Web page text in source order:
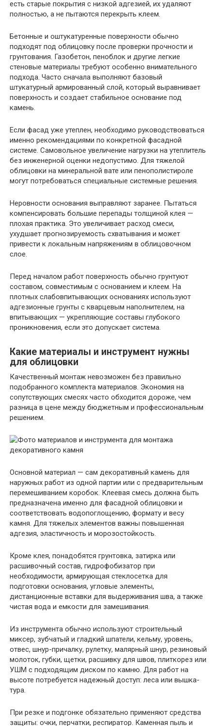
есть старые покрытия с низкой адгезией, их удаляют
полностью, а не пытаются перекрыть клеем.
Бетонные и оштукатуренные поверхности обычно
подходят под облицовку после проверки прочности и
грунтования. Газобетон, пеноблок и другие легкие
стеновые материалы требуют особенно внимательного
подхода. Часто сначала выполняют базовый
штукатурный армированный слой, который выравнивает
поверхность и создает стабильное основание под
камень.
Если фасад уже утеплен, необходимо руководствоваться
именно рекомендациями по конкретной фасадной
системе. Самовольное увеличение нагрузки на утеплитель
без инженерной оценки недопустимо. Для тяжелой
облицовки на минеральной вате или пенополистироле
могут потребоваться специальные системные решения.
Неровности основания выправляют заранее. Пытаться
компенсировать большие перепады толщиной клея —
плохая практика. Это увеличивает расход смеси,
ухудшает прогнозируемость схватывания и может
привести к локальным напряжениям в облицовочном
слое.
Перед началом работ поверхность обычно грунтуют
составом, совместимым с основанием и клеем. На
плотных слабовпитывающих основаниях используют
адгезионные грунты с кварцевым наполнителем, на
впитывающих — укрепляющие составы глубокого
проникновения, если это допускает система.
Какие материалы и инструмент нужны
для облицовки
Качественный монтаж невозможен без правильно
подобранного комплекта материалов. Экономия на
сопутствующих смесях часто обходится дороже, чем
разница в цене между бюджетным и профессиональным
решением.
Основной материал — сам декоративный камень для
наружных работ из одной партии или с предварительным
перемешиванием коробок. Клеевая смесь должна быть
предназначена именно для фасадной облицовки и
соответствовать водопоглощению, формату и весу
камня. Для тяжелых элементов важны повышенная
адгезия, эластичность и морозостойкость.
Кроме клея, понадобятся грунтовка, затирка или
расшивочный состав, гидрофобизатор при
необходимости, армирующая стеклосетка для
подготовки основания, угловые элементы,
дистанционные вставки для выдерживания шва, а также
чистая вода и емкости для замешивания.
Из инструмента обычно используют строительный
миксер, зубчатый и гладкий шпатели, кельму, уровень,
отвес, шнур-причалку, рулетку, малярный шнур, резиновый
молоток, губки, щетки, расшивку для швов, плиткорез или
УШМ с подходящим диском по камню. Для работ на
высоте потребуется надежный доступ: леса или вышка-
тура.
При резке и подгонке обязательно применяют средства
защиты: очки, перчатки, респиратор. Каменная пыль и